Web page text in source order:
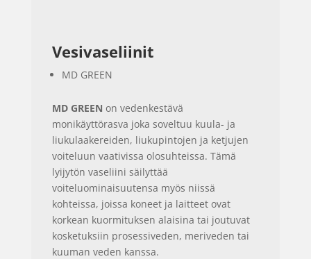
Vesivaseliinit
MD GREEN
MD GREEN on vedenkestävä
monikäyttörasva joka soveltuu kuula- ja
liukulaakereiden, liukupintojen ja ketjujen
voiteluun vaativissa olosuhteissa. Tämä
lyijytön vaseliini säilyttää
voiteluominaisuutensa myös niissä
kohteissa, joissa koneet ja laitteet ovat
korkean kuormituksen alaisina tai joutuvat
kosketuksiin prosessiveden, meriveden tai
kuuman veden kanssa.